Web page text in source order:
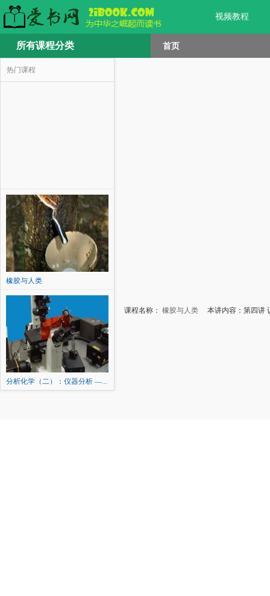
视频教程
所有课程分类 首页
热门课程
橡胶与人类
分析化学（二）：仪器分析 —...
课程名称： 橡胶与人类 本讲内容：第四讲